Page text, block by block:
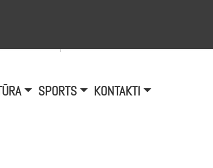
SPORTS KONTAKTI